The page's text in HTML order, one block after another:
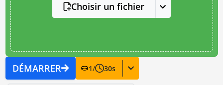
Choisir un fichier
DÉMARRER 1/ 30s